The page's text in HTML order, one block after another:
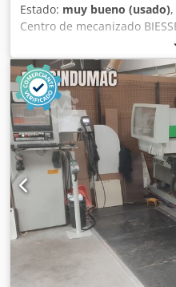
Estado: muy bueno (usado)
Centro de mecanizado
Codpszrg Uijfx Akqorf
Controlador CNI XNC Área
de trabajo, eje Y: 1300 mm
4: Eje C Mesa con 6
sujeción por vacío 1 husillo
RPM) con cambiador
herramienta ISO 30 Sistema
herramientas con 8
mecanizado Cabezal de
husillos verticales (eje Z) - 4
husillos horizontales (eje
alfombra de seguridad en la
de 250 m³/h EN EXCELENTE
EN EL TALLER DEL
(con certificación CE)